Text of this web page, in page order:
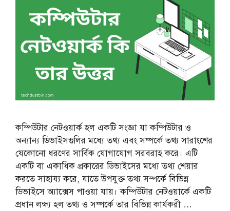
কম্পিউটার নেটওয়ার্ক হল একটি সংজ্ঞা যা কম্পিউটার ও
অন্যান্য ডিভাইসগুলির মধ্যে তথ্য এবং সম্পর্কে তথ্য সারাংশের
যেকোনো ধরণের সার্বিক যোগাযোগ সরবরাহ করে। এটি
একটি বা একাধিক প্রকারের ডিভাইসের মধ্যে তথ্য শেয়ার
করতে সাহায্য করে, যাতে উপযুক্ত তথ্য সম্পর্কে বিভিন্ন
ডিভাইসে অ্যাক্সেস পাওয়া যায়। কম্পিউটার নেটওয়ার্কে একটি
প্রধান লক্ষ্য হল তথ্য ও সম্পর্কে তার বিভিন্ন কার্যকরী …